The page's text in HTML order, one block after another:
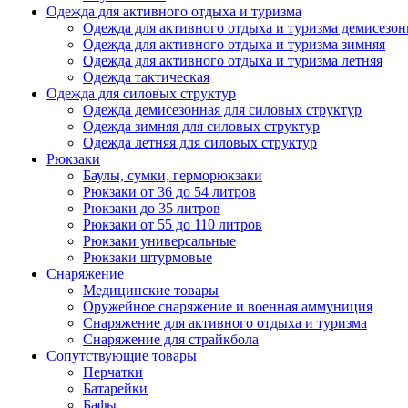
Одежда для активного отдыха и туризма
Одежда для активного отдыха и туризма
Одежда для активного отдыха и туризма зимняя
Одежда для активного отдыха и туризма летняя
Одежда тактическая
Одежда для силовых структур
Одежда демисезонная для силовых структур
Одежда зимняя для силовых структур
Одежда летняя для силовых структур
Рюкзаки
Баулы, сумки, герморюкзаки
Рюкзаки от 36 до 54 литров
Рюкзаки до 35 литров
Рюкзаки от 55 до 110 литров
Рюкзаки универсальные
Рюкзаки штурмовые
Снаряжение
Медицинские товары
Оружейное снаряжение и военная аммуниция
Снаряжение для активного отдыха и туризма
Снаряжение для страйкбола
Сопутствующие товары
Перчатки
Батарейки
Бафы